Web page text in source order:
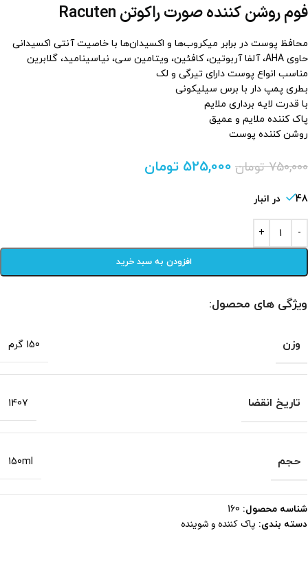
فوم روشن کننده صورت راکوتن Racuten
محافظ پوست در برابر میکروب‌ها و اکسیدان‌ها با خاصیت آنتی اکسیدانی
حاوی AHA، آلفا آربوتین، کافئین، ویتامین سی، نیاسینامید، گلابرین
مناسب انواع پوست دارای تیرگی و لک
بطری پمپ دار با برس سیلیکونی
با قدرت لایه برداری ملایم
پاک کننده ملایم و عمیق
روشن کننده پوست
750,000 تومان 525,000 تومان
48 در انبار
افزودن به سبد خرید
ویژگی های محصول:
وزن 150 گرم
تاریخ انقضا 1407
حجم 150ml
شناسه محصول: 160
دسته بندی: پاک کننده و شوینده